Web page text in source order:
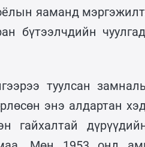
яаманд
бүтээлчдийн
туулсан
энэ алдартан
гайхалтай